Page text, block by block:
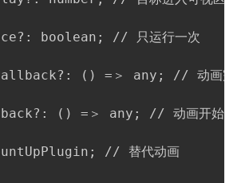
boolean; // 只运行一次
() =＞ any; // 动画完
() =＞ any; // 动画开始
// 替代动画